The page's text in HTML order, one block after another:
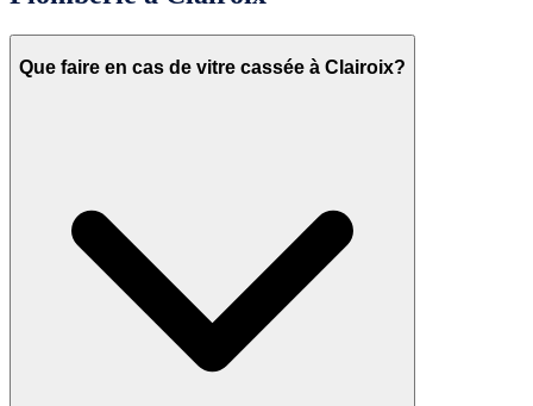
Que faire en cas de vitre cassée à Clairoix?